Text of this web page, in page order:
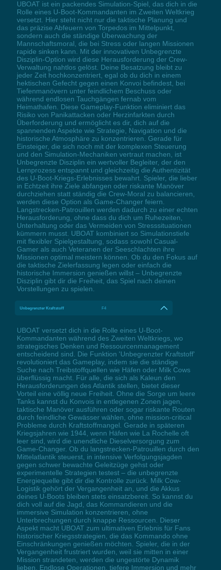
UBOAT ist ein packendes Simulation-Spiel, das dich in die
Rolle eines U-Boot-Kommandanten im Zweiten Weltkrieg
versetzt. Hier steht nicht nur die taktische Planung und
das präzise Abfeuern von Torpedos im Mittelpunkt,
sondern auch die ständige Überwachung der
Mannschaftsmoral, die bei Stress oder langen Missionen
rapide sinken kann. Mit der innovativen Unbegrenzte
Disziplin-Option wird diese Herausforderung der Crew-
Verwaltung nahtlos gelöst. Deine Besatzung bleibt zu
jeder Zeit hochkonzentriert, egal ob du dich in einem
hektischen Gefecht gegen einen Konvoi befindest, bei
Tiefenmanövern unter feindlichem Beschuss oder
während endlosen Tauchgängen fernab vom
Heimathafen. Diese Gameplay-Funktion eliminiert das
Risiko von Panikattacken oder Herzinfarkten durch
Überforderung und ermöglicht es dir, dich auf die
spannenden Aspekte wie Strategie, Navigation und die
historische Atmosphäre zu konzentrieren. Gerade für
Einsteiger, die sich noch mit der komplexen Steuerung
und den Simulation-Mechaniken vertraut machen, ist
Unbegrenzte Disziplin ein wertvoller Begleiter, der den
Lernprozess entspannt und gleichzeitig die Authentizität
des U-Boot-Kriegs-Erlebnisses bewahrt. Spieler, die lieber
in Echtzeit ihre Ziele abfangen oder riskante Manöver
durchziehen statt ständig die Crew-Moral zu balancieren,
werden diese Option als Game-Changer feiern.
Langstrecken-Patrouillen werden dadurch zu einer echten
Herausforderung, ohne dass du dich um Ruhezeiten,
Unterhaltung oder das Vermeiden von Stresssituationen
kümmern musst. UBOAT kombiniert so Simulationstiefe
mit flexibler Spielgestaltung, sodass sowohl Casual-
Gamer als auch Veteranen der Seeschlachten ihre
Missionen optimal meistern können. Ob du den Fokus auf
die taktische Zielerfassung legen oder einfach die
historische Immersion genießen willst – Unbegrenzte
Disziplin gibt dir die Freiheit, das Spiel nach deinen
Vorstellungen zu spielen.
Unbegrenzter Kraftstoff F4
UBOAT versetzt dich in die Rolle eines U-Boot-
Kommandanten während des Zweiten Weltkriegs, wo
strategisches Denken und Ressourcenmanagement
entscheidend sind. Die Funktion 'Unbegrenzter Kraftstoff'
revolutioniert das Gameplay, indem sie die ständige
Suche nach Treibstoffquellen wie Häfen oder Milk Cows
überflüssig macht. Für alle, die sich als Kaleun den
Herausforderungen des Atlantik stellen, bietet dieser
Vorteil eine völlig neue Freiheit. Ohne die Sorge um leere
Tanks kannst du Konvois in entlegenen Zonen jagen,
taktische Manöver ausführen oder sogar riskante Routen
durch feindliche Gewässer wählen, ohne mission-critical
Probleme durch Kraftstoffmangel. Gerade in späteren
Kriegsjahren wie 1944, wenn Häfen wie La Rochelle oft
leer sind, wird die unendliche Dieselversorgung zum
Game-Changer. Ob du langstrecken-Patrouillen durch den
Mittelatlantik steuerst, in intensive Verfolgungsjagden
gegen schwer bewachte Geleitzüge gehst oder
experimentelle Strategien testest – die unbegrenzte
Energiequelle gibt dir die Kontrolle zurück. Milk Cow-
Logistik gehört der Vergangenheit an, und die Akkus
deines U-Boots bleiben stets einsatzbereit. So kannst du
dich voll auf die Jagd, das Kommandieren und die
immersive Simulation konzentrieren, ohne
Unterbrechungen durch knappe Ressourcen. Dieser
Aspekt macht UBOAT zum ultimativen Erlebnis für Fans
historischer Kriegsstrategien, die das Kommando ohne
Einschränkungen genießen möchten. Spieler, die in der
Vergangenheit frustriert wurden, weil sie mitten in einer
Mission strandeten, werden die ungestörte Dynamik
lieben. Endlose Operationen, tiefere Immersion und mehr